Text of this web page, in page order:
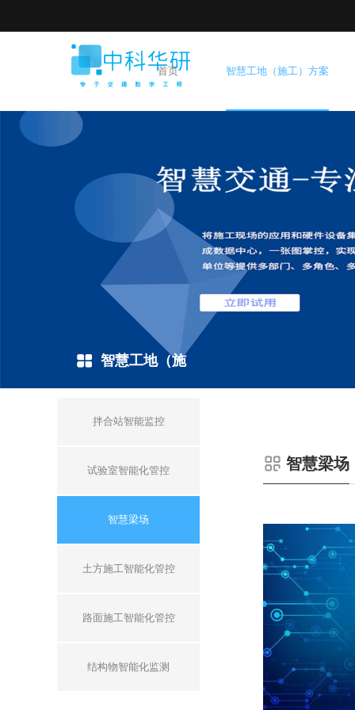
首页 智慧工地（施工）方案
智慧工地（施
工）方案
拌合站智能监控
试验室智能化管控
智慧梁场
土方施工智能化管控
路面施工智能化管控
结构物智能化监测
智慧梁场